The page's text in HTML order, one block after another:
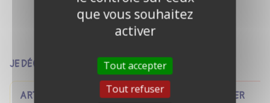
VOIR TOUTES LES ANNONCES
JE DÉCOUVRE LES ANNONCES PAR UNIVERS
ART MÉTIER
que vous souhaitez
activer
Tout accepter
Tout refuser